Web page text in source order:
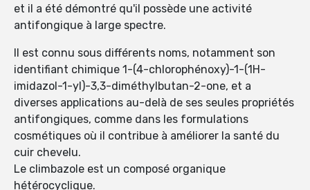
et il a été démontré qu'il possède une activité
antifongique à large spectre.
Il est connu sous différents noms, notamment son
identifiant chimique 1-(4-chlorophénoxy)-1-(1H-
imidazol-1-yl)-3,3-diméthylbutan-2-one, et a
diverses applications au-delà de ses seules propriétés
antifongiques, comme dans les formulations
cosmétiques où il contribue à améliorer la santé du
cuir chevelu.
Le climbazole est un composé organique
hétérocyclique.